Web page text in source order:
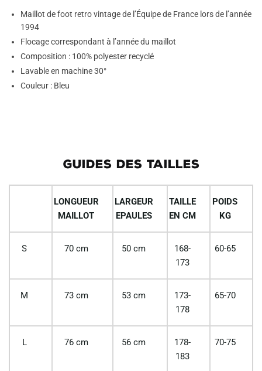
Maillot de foot retro vintage de l’Équipe de France lors de l’année
1994
Flocage correspondant à l’année du maillot
Composition : 100% polyester recyclé
Lavable en machine 30°
Couleur : Bleu
GUIDES DES TAILLES
LONGUEUR
MAILLOT
LARGEUR
EPAULES
TAILLE
EN CM
POIDS
KG
S 70 cm 50 cm
168-
173
60-65
M 73 cm 53 cm
173-
178
65-70
L 76 cm 56 cm
178-
183
70-75